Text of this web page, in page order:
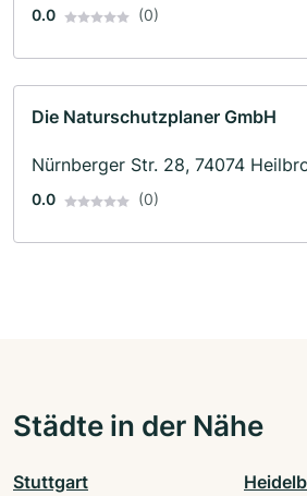
0.0 (0)
Die Naturschutzplaner GmbH
Nürnberger Str. 28, 74074
0.0 (0)
Städte in der Nähe
Stuttgart